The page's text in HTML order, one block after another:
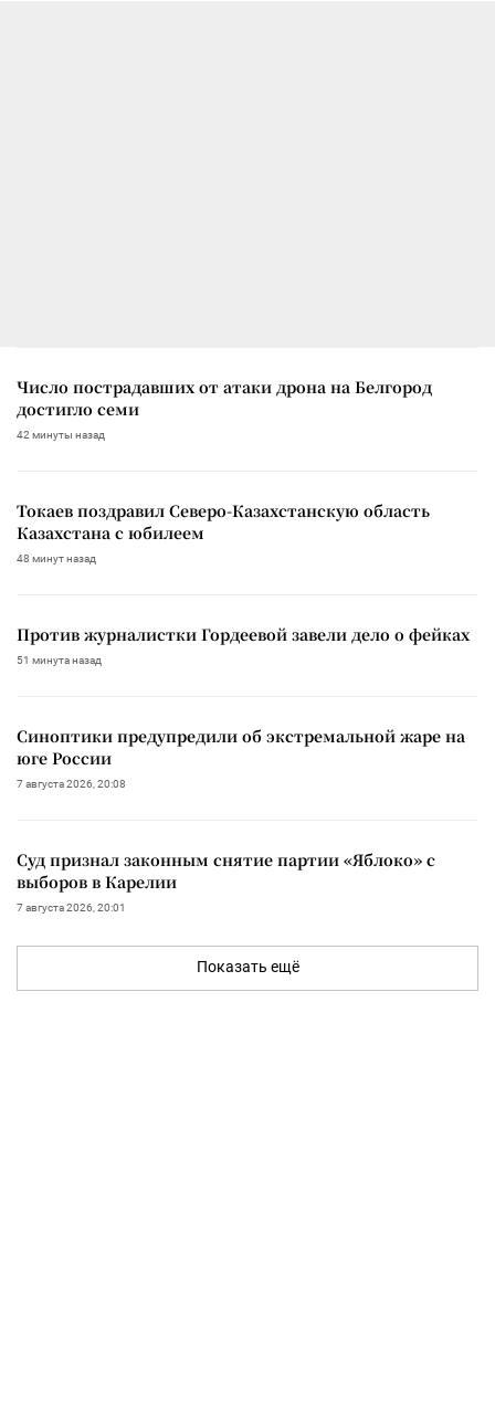
Число пострадавших от атаки дрона на Белгород
достигло семи
42 минуты назад
Токаев поздравил Северо-Казахстанскую область
Казахстана с юбилеем
48 минут назад
Против журналистки Гордеевой завели дело о фейках
51 минута назад
Синоптики предупредили об экстремальной жаре на
юге России
7 августа 2026, 20:08
Суд признал законным снятие партии «Яблоко» с
выборов в Карелии
7 августа 2026, 20:01
Показать ещё